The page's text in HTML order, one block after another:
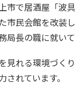
雄太(バスケ)の身長
家族は元選手だった！
賢斗の生い立ちや経
抜群！震災経験も？
市で居酒屋「波
市民会館を改装
局長の職に就い
見れる環境づく
れています。